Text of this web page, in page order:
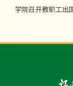
学院召开教职工出